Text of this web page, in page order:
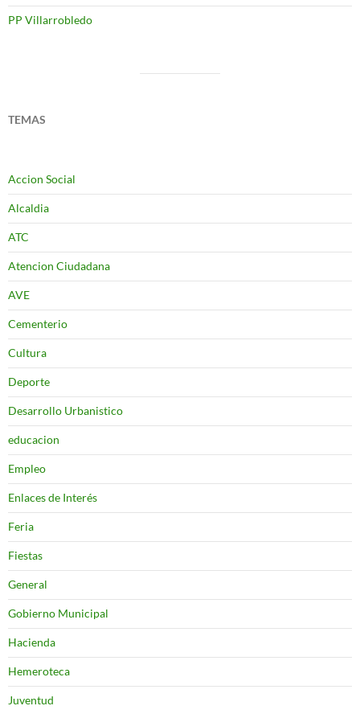
PP Villarrobledo
TEMAS
Accion Social
Alcaldia
ATC
Atencion Ciudadana
AVE
Cementerio
Cultura
Deporte
Desarrollo Urbanistico
educacion
Empleo
Enlaces de Interés
Feria
Fiestas
General
Gobierno Municipal
Hacienda
Hemeroteca
Juventud